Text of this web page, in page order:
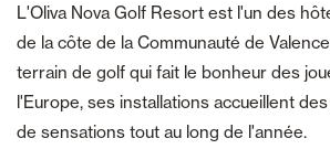
L'Oliva Nova Golf Resort est l'un des
de la côte de la Communauté de
terrain de golf qui fait le bonheur des
l'Europe, ses installations accueillent
de sensations tout au long de l'année.